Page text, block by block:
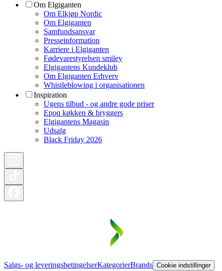
Om Elgiganten
Om Elkjøp Nordic
Om Elgiganten
Samfundsansvar
Presseinformation
Karriere i Elgiganten
Fødevarestyrelsen smiley
Elgigantens Kundeklub
Om Elgiganten Erhverv
Whistleblowing i organisationen
Inspiration
Ugens tilbud - og andre gode priser
Epoq køkken & bryggers
Elgigantens Magasin
Udsalg
Black Friday 2026
Salgs- og leveringsbetingelserKategorierBrands Cookie indstillinger